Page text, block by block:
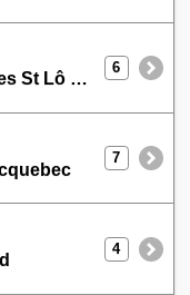
Festival documentaires St Lô d'Ourville
6
7
4